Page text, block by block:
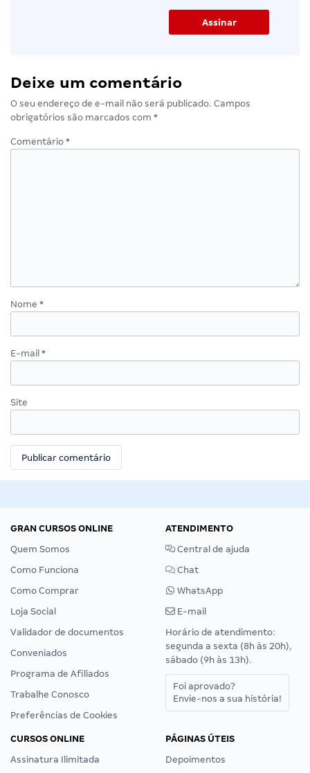
Deixe um comentário
O seu endereço de e-mail não será publicado. Campos
obrigatórios são marcados com *
Comentário *
Nome *
E-mail *
Site
GRAN CURSOS ONLINE
Quem Somos
Como Funciona
Como Comprar
Loja Social
Validador de documentos
Conveniados
Programa de Afiliados
Trabalhe Conosco
Preferências de Cookies
ATENDIMENTO
Central de ajuda
Chat
WhatsApp
E-mail
Horário de atendimento:
segunda a sexta (8h às 20h),
sábado (9h às 13h).
Foi aprovado?
Envie-nos a sua história!
CURSOS ONLINE
Assinatura Ilimitada
PÁGINAS ÚTEIS
Depoimentos